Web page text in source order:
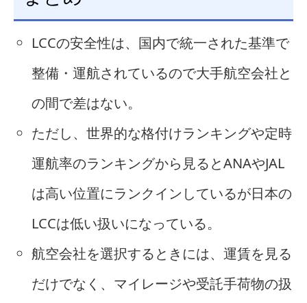
LCCの安全性は、国内で統一された基準で
整備・運航されているので大手航空会社と
の間で差はない。
ただし、世界的な格付けランキングや定時
運航率のランキングから見るとANAやJAL
は高い位置にランクインしているが日本の
LCCは低い扱いになっている。
航空会社を選択するときには、運賃を見る
だけでなく、マイレージや受託手荷物の扱